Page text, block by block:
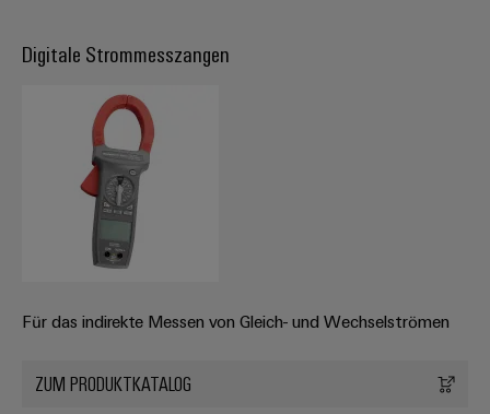
Digitale Strommesszangen
Für das indirekte Messen von Gleich- und Wechselströmen
ZUM PRODUKTKATALOG